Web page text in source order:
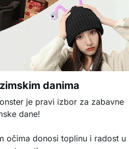
danima
je pravi izbor za zabavne
dane!
očima donosi toplinu i radost u